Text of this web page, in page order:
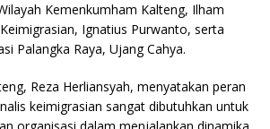
Kemenkumham Kalteng, Ilham
Ignatius Purwanto, serta
Palangka Raya, Ujang Cahya.
Reza Herliansyah, menyatakan peran
keimigrasian sangat dibutuhkan untuk